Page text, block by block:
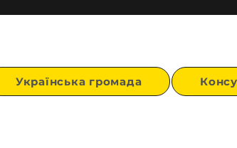
Українська громада